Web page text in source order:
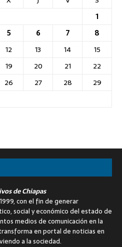
1
5 6 7
8
12 13 14
15
19 20 21
22
26 27 28
29
de Chiapas
con el fin de generar
social y económico del estado de
medios de comunicación en la
en portal de noticias en
a la sociedad.